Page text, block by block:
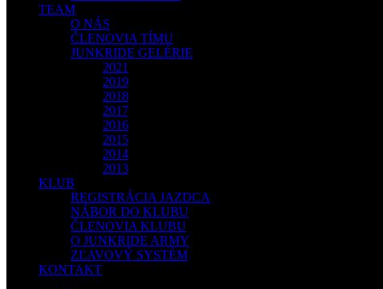
TEAM
O NÁS
ČLENOVIA TÍMU
JUNKRIDE GELÉRIE
2021
2019
2018
2017
2016
2015
2014
2013
KLUB
REGISTRÁCIA JAZDCA
NÁBOR DO KLUBU
ČLENOVIA KLUBU
O JUNKRIDE ARMY
ZĽAVOVÝ SYSTÉM
KONTAKT